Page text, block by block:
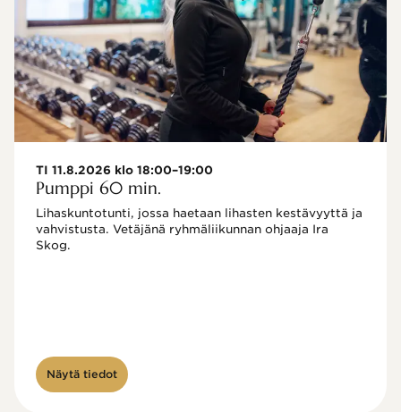
TI 11.8.2026 klo 18:00–19:00
Pumppi 60 min.
Lihaskuntotunti, jossa haetaan lihasten kestävyyttä ja
vahvistusta. Vetäjänä ryhmäliikunnan ohjaaja Ira
Skog.
Näytä tiedot